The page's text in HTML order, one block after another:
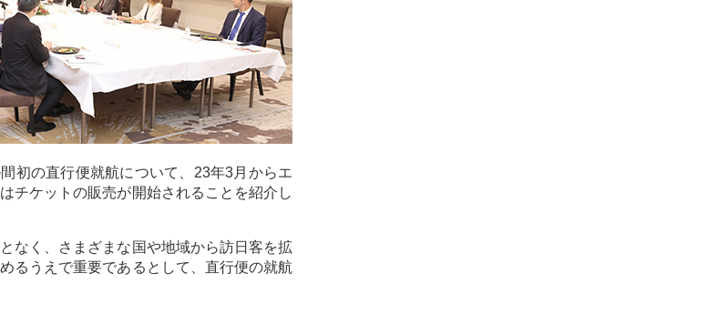
初の直行便就航について、23年3月からエ
チケットの販売が開始されることを紹介し
なく、さまざまな国や地域から訪日客を拡
るうえで重要であるとして、直行便の就航